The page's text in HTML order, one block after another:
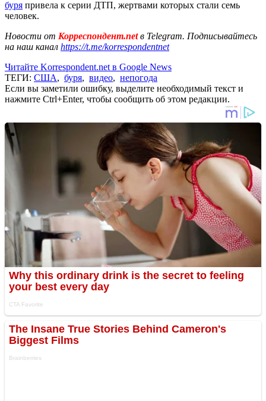
буря привела к серии ДТП, жертвами которых стали семь
человек.
Новости от Корреспондент.netв Telegram. Подписывайтесь
на наш канал https://t.me/korrespondentnet
Читайте Korrespondent.net в Google News
ТЕГИ: США, буря, видео, непогода
Если вы заметили ошибку, выделите необходимый текст и
нажмите Ctrl+Enter, чтобы сообщить об этом редакции.